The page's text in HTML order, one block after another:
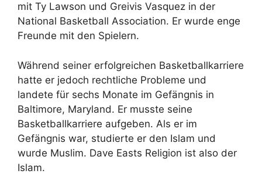
mit Ty Lawson und Greivis Vasquez in der
National Basketball Association. Er wurde enge
Freunde mit den Spielern.
Während seiner erfolgreichen Basketballkarriere
hatte er jedoch rechtliche Probleme und
landete für sechs Monate im Gefängnis in
Baltimore, Maryland. Er musste seine
Basketballkarriere aufgeben. Als er im
Gefängnis war, studierte er den Islam und
wurde Muslim. Dave Easts Religion ist also der
Islam.